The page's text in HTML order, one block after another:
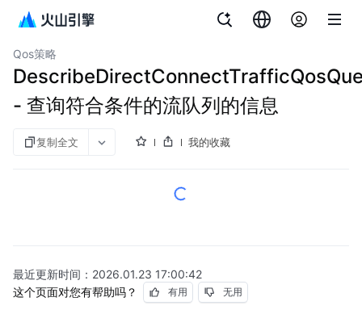
专线连接
Qos策略
- 查询符合条件的流队列的信息
复制全文 我的收藏
最近更新时间： 2026.01.23 17:00:42
这个页面对您有帮助吗？
有用 无用